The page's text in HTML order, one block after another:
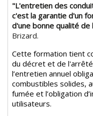
"L'entretien des
c'est la garantie d'un
d'une bonne qualité
Brizard.
Cette formation tient
dudécret et de l'arrêté
l’entretien annuel
combustibles solides,
fumée et l’obligation
utilisateurs.